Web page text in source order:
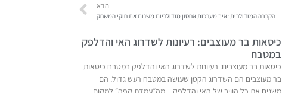
הבא
הקרבה המודולרית: איך מערכות אחסון מודולריות משנות את חוקי המשחק
כיסאות בר מעוצבים: רעיונות לשדרוג האי והדלפק
במטבח
כיסאות בר מעוצבים: רעיונות לשדרוג האי והדלפק במטבח כיסאות
בר מעוצבים הם השדרוג הקטן שעושה במטבח רעש גדול. הם